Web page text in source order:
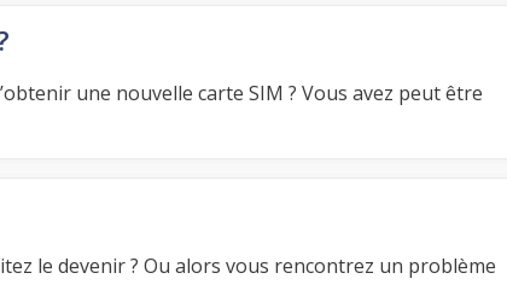
une nouvelle carte SIM ? Vous avez peut être
le devenir ? Ou alors vous rencontrez un problème